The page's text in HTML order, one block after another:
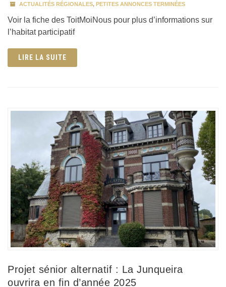
ACTUALITÉS RÉGIONALES, PETITES ANNONCES TERMINÉES
Voir la fiche des ToitMoiNous pour plus d’informations sur
l’habitat participatif
LIRE LA SUITE
Projet sénior alternatif : La Junqueira
ouvrira en fin d’année 2025